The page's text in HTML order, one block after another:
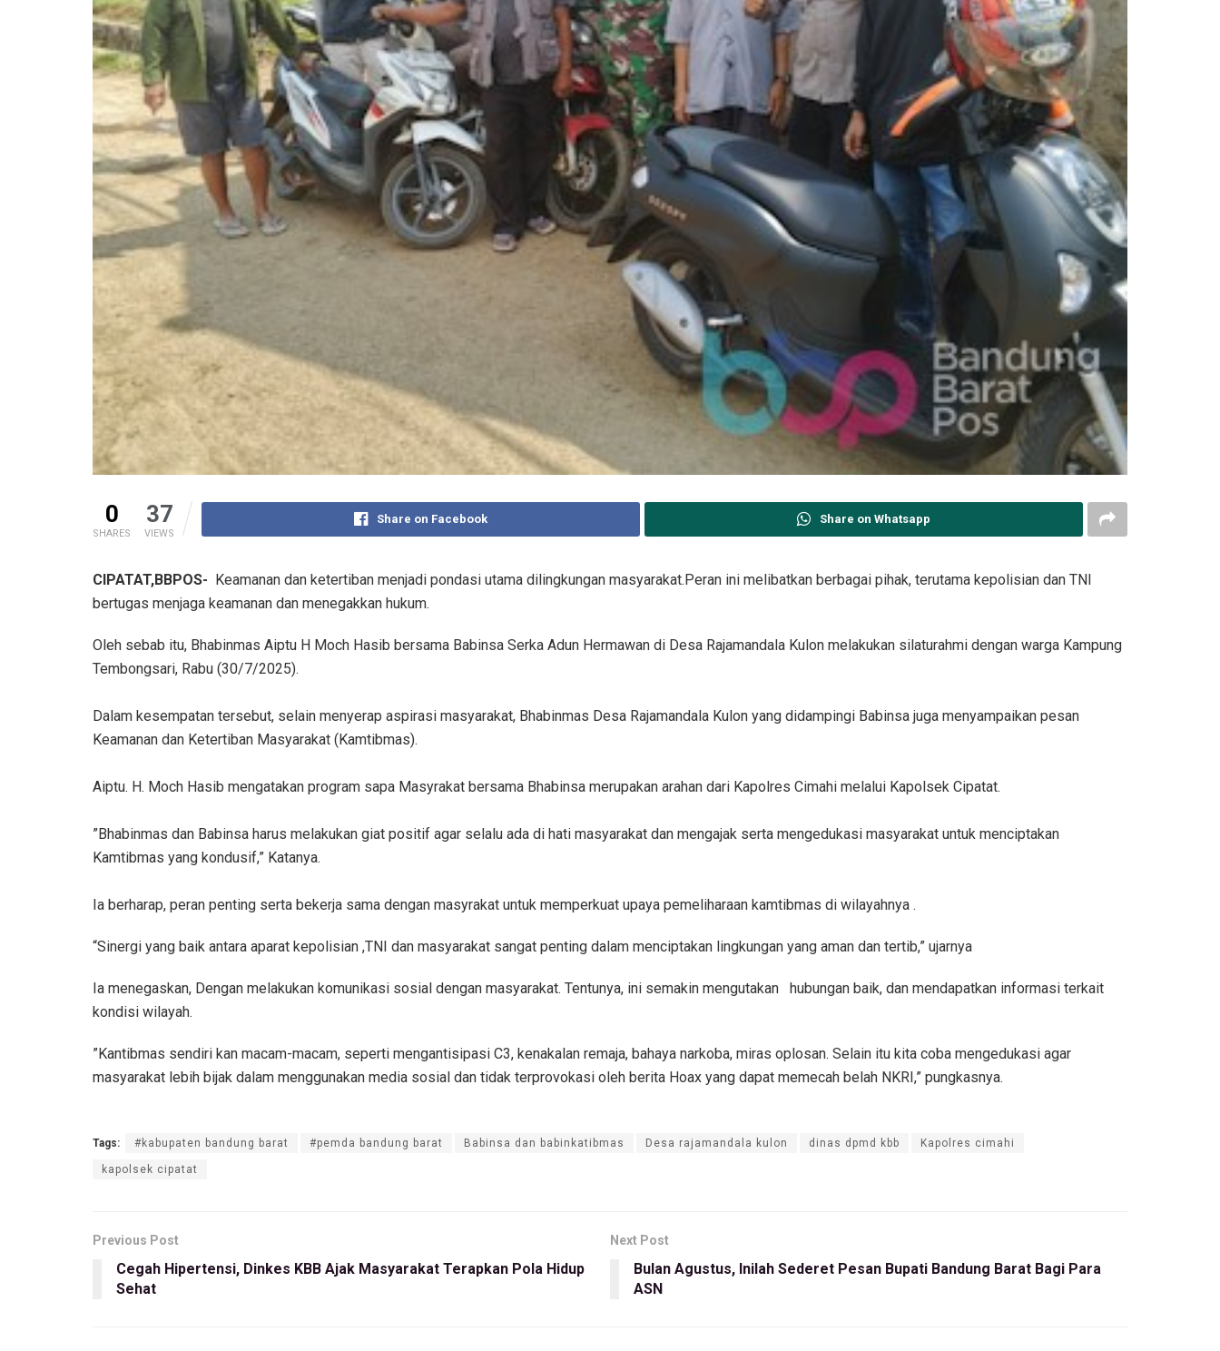
0
SHARES
37
VIEWS
Share on Facebook Share on Whatsapp
CIPATAT,BBPOS- Keamanan dan ketertiban menjadi pondasi utama dilingkungan masyarakat.Peran ini melibatkan berbagai pihak, terutama kepolisian dan TNI
bertugas menjaga keamanan dan menegakkan hukum.
Oleh sebab itu, ‎Bhabinmas Aiptu H Moch Hasib bersama Babinsa Serka Adun Hermawan di Desa Rajamandala Kulon melakukan silaturahmi dengan warga Kampung
Tembongsari, Rabu (30/7/2025).
‎Dalam kesempatan tersebut, selain menyerap aspirasi masyarakat, Bhabinmas Desa Rajamandala Kulon yang didampingi Babinsa juga menyampaikan pesan
Keamanan dan Ketertiban Masyarakat (Kamtibmas).
‎Aiptu. H. Moch Hasib mengatakan program sapa Masyrakat bersama Bhabinsa merupakan arahan dari Kapolres Cimahi melalui Kapolsek Cipatat.
‎”Bhabinmas dan Babinsa harus melakukan giat positif agar selalu ada di hati masyarakat dan mengajak serta mengedukasi masyarakat untuk menciptakan
Kamtibmas yang kondusif,” Katanya.
‎Ia berharap, peran penting serta bekerja sama dengan masyrakat untuk memperkuat upaya pemeliharaan kamtibmas di wilayahnya .
“Sinergi yang baik antara aparat kepolisian ,TNI dan masyarakat sangat penting dalam menciptakan lingkungan yang aman dan tertib,” ujarnya
Ia menegaskan, Dengan melakukan komunikasi sosial dengan masyarakat. Tentunya, ini semakin mengutakan hubungan baik, dan mendapatkan informasi terkait
kondisi wilayah.
‎”Kantibmas sendiri kan macam-macam, seperti mengantisipasi C3, kenakalan remaja, bahaya narkoba, miras oplosan. Selain itu kita coba mengedukasi agar
masyarakat lebih bijak dalam menggunakan media sosial dan tidak terprovokasi oleh berita Hoax yang dapat memecah belah NKRI,” pungkasnya.
Tags: #kabupaten bandung barat #pemda bandung barat Babinsa dan babinkatibmas Desa rajamandala kulon dinas dpmd kbb Kapolres cimahi
kapolsek cipatat
Previous Post
Cegah Hipertensi, Dinkes KBB Ajak Masyarakat Terapkan Pola Hidup
Sehat
Next Post
Bulan Agustus, Inilah Sederet Pesan Bupati Bandung Barat Bagi Para
ASN